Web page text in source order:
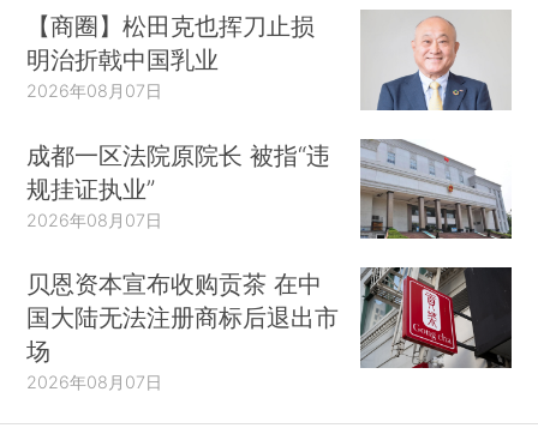
【商圈】松田克也挥刀止损
明治折戟中国乳业
2026年08月07日
成都一区法院原院长 被指“违
规挂证执业”
2026年08月07日
贝恩资本宣布收购贡茶 在中
国大陆无法注册商标后退出市
场
2026年08月07日